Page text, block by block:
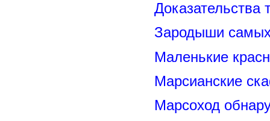
Доказательства
Зародыши самых
Маленькие
Марсианские
Марсоход